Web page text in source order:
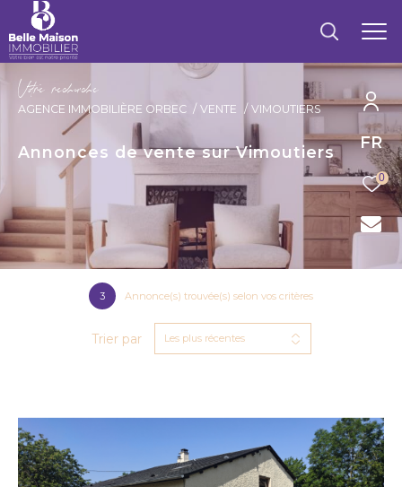
FR
0
Vore recece
AGENCE IMMOBILIÈRE ORBEC VENTE VIMOUTIERS
Annonces de vente sur Vimoutiers
3 Annonce(s) trouvée(s) selon vos critères
Trier par Les plus récentes